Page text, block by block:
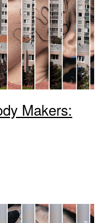
Makers: